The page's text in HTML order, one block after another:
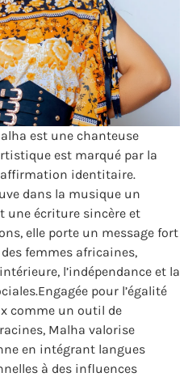
est une chanteuse
est marqué par la
identitaire.
dans la musique un
une écriture sincère et
elle porte un message fort
femmes africaines,
l’indépendance et la
pour l’égalité
comme un outil de
Malha valorise
en intégrant langues
à des influences